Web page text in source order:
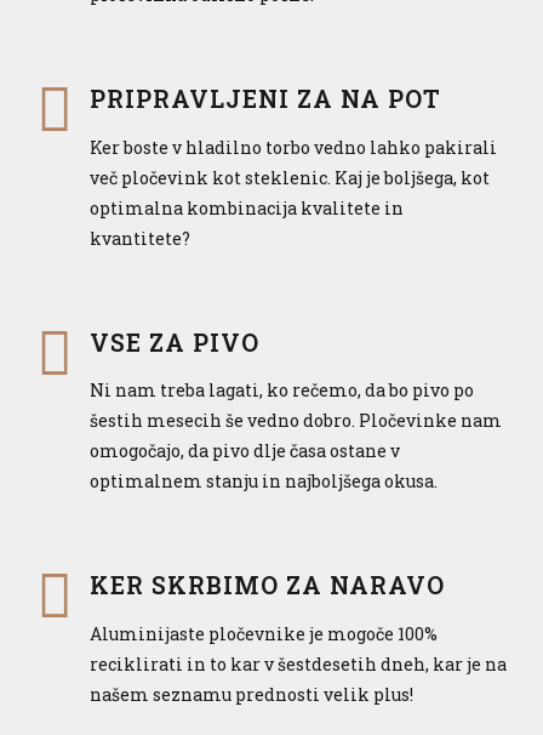
PRIPRAVLJENI ZA NA POT
Ker boste v hladilno torbo vedno lahko pakirali
več pločevink kot steklenic. Kaj je boljšega, kot
optimalna kombinacija kvalitete in
kvantitete?
VSE ZA PIVO
Ni nam treba lagati, ko rečemo, da bo pivo po
šestih mesecih še vedno dobro. Pločevinke nam
omogočajo, da pivo dlje časa ostane v
optimalnem stanju in najboljšega okusa.
KER SKRBIMO ZA NARAVO
Aluminijaste pločevnike je mogoče 100%
reciklirati in to kar v šestdesetih dneh, kar je na
našem seznamu prednosti velik plus!